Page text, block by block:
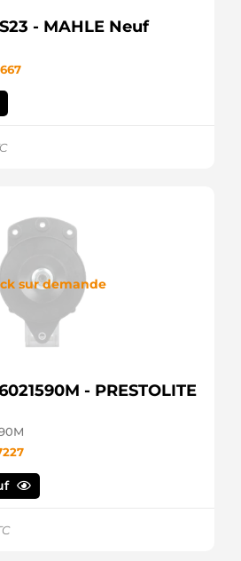
- MAHLE Neuf
sur demande
- PRESTOLITE